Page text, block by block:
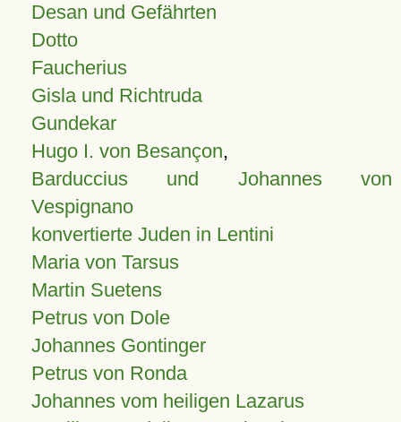
Desan und Gefährten
Dotto
Faucherius
Gisla und Richtruda
Gundekar
Hugo I. von Besançon,
Barduccius und Johannes von
Vespignano
konvertierte Juden in Lentini
Maria von Tarsus
Martin Suetens
Petrus von Dole
Johannes Gontinger
Petrus von Ronda
Johannes vom heiligen Lazarus